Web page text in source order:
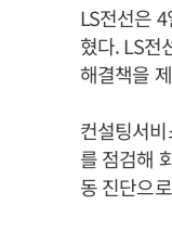
LS전선은
혔다. LS전
해결책을
컨설팅서
를 점검해
동 진단으